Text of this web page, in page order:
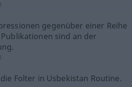
gegenüber einer Reihe
sind an der
Folter in Usbekistan Routine.